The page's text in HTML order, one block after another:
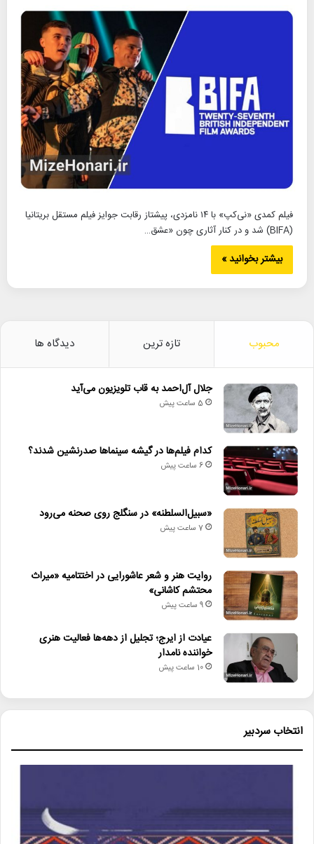
فیلم کمدی «نی‌کپ» با ۱۴ نامزدی، پیشتاز رقابت جوایز فیلم مستقل بریتانیا
(BIFA) شد و در کنار آثاری چون «عشق…
بیشتر بخوانید »
محبوب تازه ترین دیدگاه ها
جلال آل‌احمد به قاب تلویزیون می‌آید
5 ساعت پیش
کدام فیلم‌ها در گیشه سینماها صدرنشین شدند؟
6 ساعت پیش
«سبیل‌السلطنه» در سنگلج روی صحنه می‌رود
7 ساعت پیش
روایت هنر و شعر عاشورایی در اختتامیه «میراث
محتشم کاشانی»
9 ساعت پیش
عیادت از ایرج؛ تجلیل از دهه‌ها فعالیت هنری
خواننده نامدار
10 ساعت پیش
انتخاب سردبیر